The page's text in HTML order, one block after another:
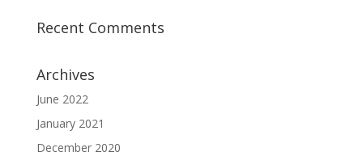
Recent Comments
Archives
June 2022
January 2021
December 2020